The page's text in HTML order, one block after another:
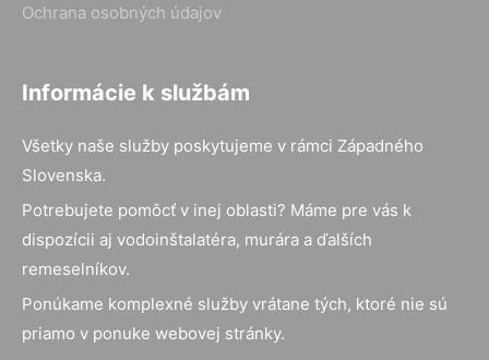
Ochrana osobných údajov
Informácie k službám
Všetky naše služby poskytujeme v rámci Západného
Slovenska.
Potrebujete pomôcť v inej oblasti? Máme pre vás k
dispozícii aj vodoinštalatéra, murára a ďalších
remeselníkov.
Ponúkame komplexné služby vrátane tých, ktoré nie sú
priamo v ponuke webovej stránky.